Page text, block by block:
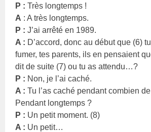
P : Très longtemps !
A : A très longtemps.
P : J’ai arrêté en 1989.
A : D’accord, donc au début que (6)
fumer, tes parents, ils en pensaient
dit de suite (7) ou tu as attendu…?
P : Non, je l’ai caché.
A : Tu l’as caché pendant combien
Pendant longtemps ?
P : Un petit moment. (8)
A : Un petit…